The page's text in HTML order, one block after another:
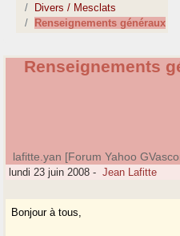
Divers / Mesclats
Renseignements généraux
Renseignements
lafitte.yan [Forum Yahoo
lundi 23 juin 2008 - Jean Lafitte
Bonjour à tous,